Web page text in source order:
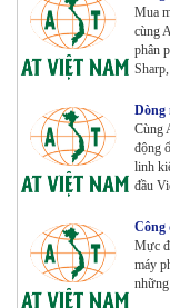
Tham Khảo
Tham Khảo
Tham Khảo
Bộ Mực 4
Mua
cùng
phân
Dòng
Cùng
động
linh
đầu
Công
Mực
máy